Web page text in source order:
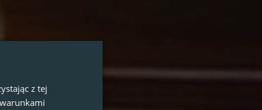
z tej